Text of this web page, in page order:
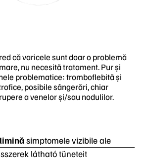
că varicele sunt doar o problemă
nu necesită tratament. Pur și
problematice: tromboflebită și
posibile sângerări, chiar
a venelor și/sau nodulilor.
simptomele vizibile ale
látható tüneteit